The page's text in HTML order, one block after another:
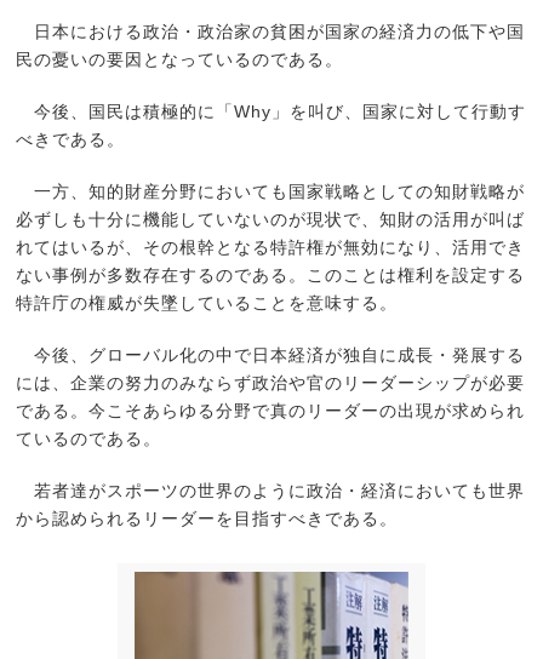
日本における政治・政治家の貧困が国家の経済力の低下や国
民の憂いの要因となっているのである。
今後、国民は積極的に「Why」を叫び、国家に対して行動す
べきである。
一方、知的財産分野においても国家戦略としての知財戦略が
必ずしも十分に機能していないのが現状で、知財の活用が叫ば
れてはいるが、その根幹となる特許権が無効になり、活用でき
ない事例が多数存在するのである。このことは権利を設定する
特許庁の権威が失墜していることを意味する。
今後、グローバル化の中で日本経済が独自に成長・発展する
には、企業の努力のみならず政治や官のリーダーシップが必要
である。今こそあらゆる分野で真のリーダーの出現が求められ
ているのである。
若者達がスポーツの世界のように政治・経済においても世界
から認められるリーダーを目指すべきである。